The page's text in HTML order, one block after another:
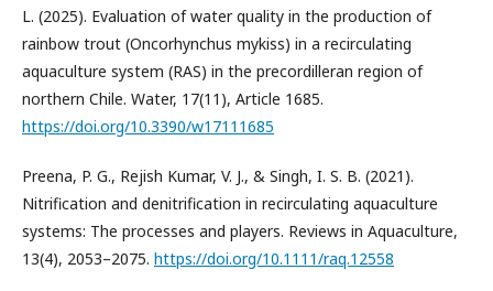
L. (2025). Evaluation of water quality in the production of
rainbow trout (Oncorhynchus mykiss) in a recirculating
aquaculture system (RAS) in the precordilleran region of
northern Chile. Water, 17(11), Article 1685.
https://doi.org/10.3390/w17111685
Preena, P. G., Rejish Kumar, V. J., & Singh, I. S. B. (2021).
Nitrification and denitrification in recirculating aquaculture
systems: The processes and players. Reviews in Aquaculture,
13(4), 2053–2075. https://doi.org/10.1111/raq.12558